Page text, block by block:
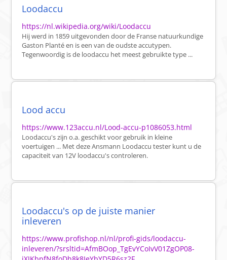
Loodaccu
https://nl.wikipedia.org/wiki/Loodaccu
Hij werd in 1859 uitgevonden door de Franse natuurkundige
Gaston Planté en is een van de oudste accutypen.
Tegenwoordig is de loodaccu het meest gebruikte type ...
Lood accu
https://www.123accu.nl/Lood-accu-p1086053.html
Loodaccu's zijn o.a. geschikt voor gebruik in kleine
voertuigen ... Met deze Ansmann Loodaccu tester kunt u de
capaciteit van 12V loodaccu's controleren.
Loodaccu's op de juiste manier
inleveren
https://www.profishop.nl/nl/profi-gids/loodaccu-
inleveren/?srsltid=AfmBOop_TgEvYCoIvV01ZgOP08-